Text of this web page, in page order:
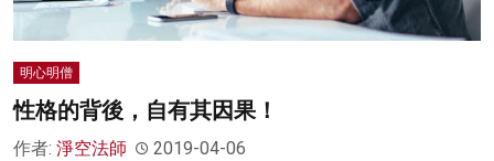
明心明僧
性格的背後，自有其因果！
作者: 淨空法師 2019-04-06